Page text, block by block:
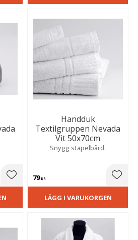
Lägg till i favoriter
Handduk
Textilgruppen Nevada
Vit 50x70cm
Snygg stapelbård.
79KR
LÄGG I VARUKORGEN